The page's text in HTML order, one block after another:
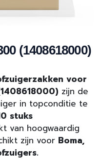
(1408618000)
voor
zijn de
in topconditie te
stuks
van hoogwaardig
zijn voor Boma,
.